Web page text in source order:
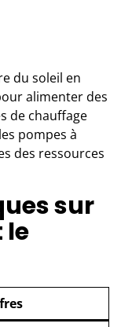
du soleil en
alimenter des
de chauffage
pompes à
des ressources
sur
le